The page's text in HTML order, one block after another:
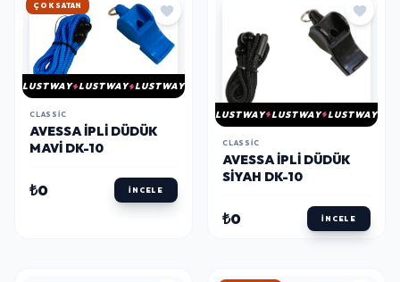
ÇOK SATAN
LUSTWAY LUSTWAY LUSTWAY
CLASSIC
AVESSA İPLI DÜDÜK
MAVI DK-10
₺0 İNCELE
LUSTWAY LUSTWAY LUSTWAY
CLASSIC
AVESSA İPLI DÜDÜK
SIYAH DK-10
₺0 İNCELE